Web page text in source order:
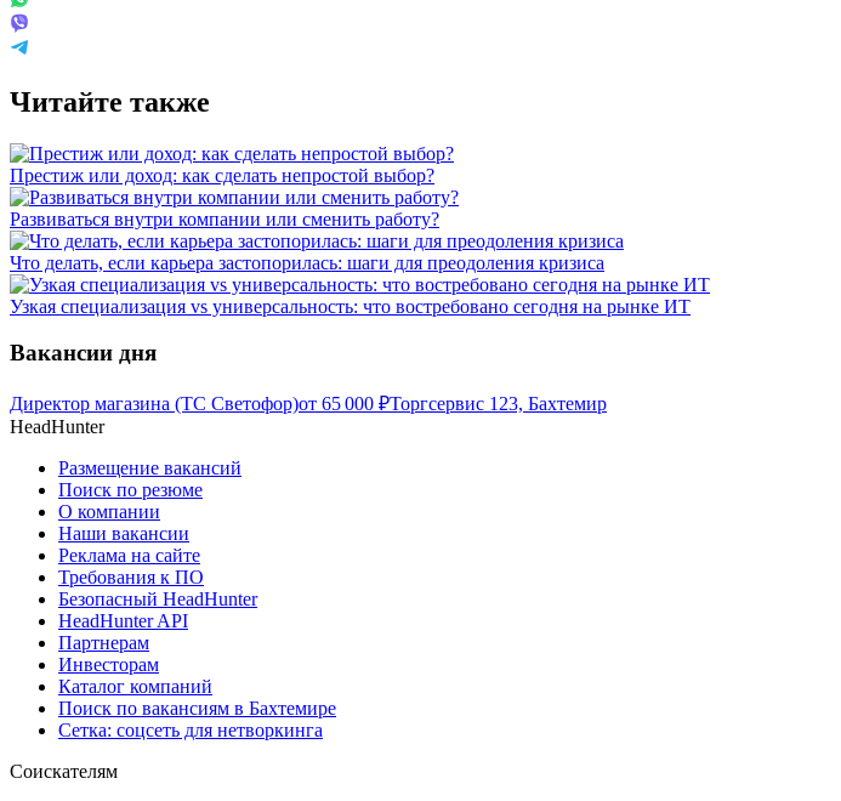
Читайте также
Престиж или доход: как сделать непростой выбор?
Развиваться внутри компании или сменить работу?
Что делать, если карьера застопорилась: шаги для преодоления кризиса
Узкая специализация vs универсальность: что востребовано сегодня на рынке ИТ
Вакансии дня
Директор магазина (ТС Светофор)от 65 000 ₽Торгсервис 123, Бахтемир
HeadHunter
Размещение вакансий
Поиск по резюме
О компании
Наши вакансии
Реклама на сайте
Требования к ПО
Безопасный HeadHunter
HeadHunter API
Партнерам
Инвесторам
Каталог компаний
Поиск по вакансиям в Бахтемире
Сетка: соцсеть для нетворкинга
Соискателям